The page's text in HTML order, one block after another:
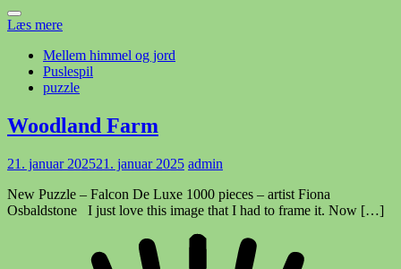
Læs mere
Mellem himmel og jord
Puslespil
puzzle
Woodland Farm
21. januar 202521. januar 2025 admin
New Puzzle – Falcon De Luxe 1000 pieces – artist Fiona
Osbaldstone I just love this image that I had to frame it. Now […]